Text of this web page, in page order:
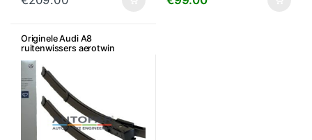
Originele Audi A8
ruitenwissers aerotwin